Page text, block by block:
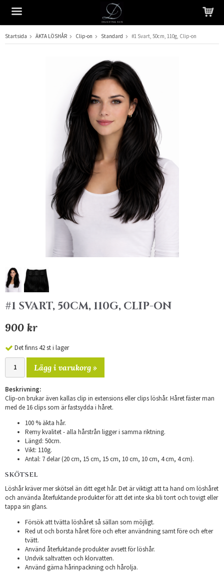
Produkten har blivit tillagd i varukorgen
Startsida ÄKTA LÖSHÅR Clip-on Standard #1 Svart, 50cm, 110g, Clip-on
#1 SVART, 50CM, 110G, CLIP-ON
900 kr
Det finns 42 st i lager
Lägg i varukorg »
Beskrivning:
Clip-on brukar även kallas clip in extensions eller clips löshår. Håret fäster man
med de 16 clips som är fastsydda i håret.
100 % äkta hår.
Remy kvalitet - alla hårstrån ligger i samma riktning.
Längd: 50cm.
Vikt: 110g.
Antal: 7 delar (20 cm, 15 cm, 15 cm, 10 cm, 10 cm, 4 cm, 4 cm).
SKÖTSEL
Löshår kräver mer skötsel än ditt eget hår. Det är viktigt att ta hand om löshåret
och använda återfuktande produkter för att det inte ska bli torrt och tovigt eller
tappa sin glans.
Försök att tvätta löshåret så sällan som möjligt.
Red ut och borsta håret före och efter användning samt före och efter
tvätt.
Använd återfuktande produkter avsett för löshår.
Undvik saltvatten och klorvatten.
Använd gärna hårinpackning och hårolja.